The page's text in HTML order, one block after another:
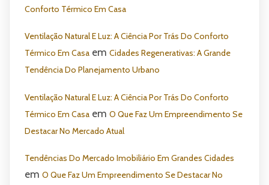
Conforto Térmico Em Casa
Ventilação Natural E Luz: A Ciência Por Trás Do Conforto
Térmico Em Casa em Cidades Regenerativas: A Grande
Tendência Do Planejamento Urbano
Ventilação Natural E Luz: A Ciência Por Trás Do Conforto
Térmico Em Casa em O Que Faz Um Empreendimento Se
Destacar No Mercado Atual
Tendências Do Mercado Imobiliário Em Grandes Cidades
em O Que Faz Um Empreendimento Se Destacar No